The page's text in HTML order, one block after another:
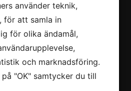
använder teknik,
för att samla in
för olika ändamål,
och marknadsföring.
"OK" samtycker du till